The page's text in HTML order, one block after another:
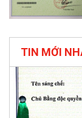
TIN MỚI